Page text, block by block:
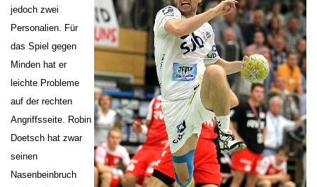
jedoch zwei
Personalien. Für
das Spiel gegen
Minden hat er
leichte Probleme
auf der rechten
Angriffsseite. Robin
Doetsch hat zwar
seinen
Nasenbeinbruch